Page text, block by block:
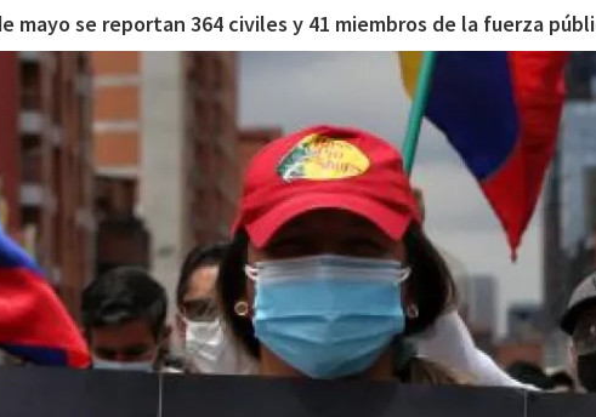
mayo se reportan 364 civiles y 41 miembros de la fuerza